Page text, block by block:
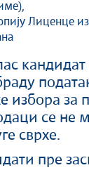
Лиценце
кандидат
избора за
се не
сврхе.
пре